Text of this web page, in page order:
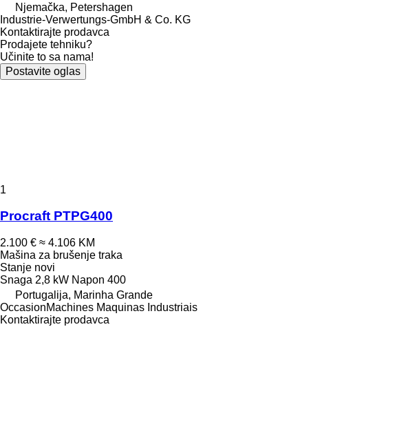
Njemačka, Petershagen
Industrie-Verwertungs-GmbH & Co. KG
Kontaktirajte prodavca
Prodajete tehniku?
Učinite to sa nama!
Postavite oglas
1
Procraft PTPG400
2.100 € ≈ 4.106 KM
Mašina za brušenje traka
Stanje novi
Snaga 2,8 kW Napon 400
Portugalija, Marinha Grande
OccasionMachines Maquinas Industriais
Kontaktirajte prodavca